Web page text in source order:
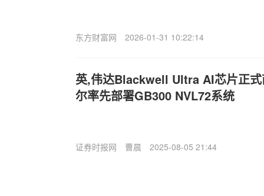
东方财富网 2026-01-31 10:22:14
英,伟达Blackwell Ultra AI芯片正
尔率先部署GB300 NVL72系统
证券时报网 曹晨 2025-08-05 21:44